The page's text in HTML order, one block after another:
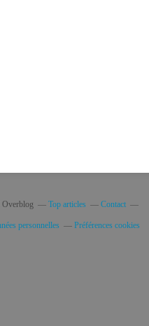
Top articles Contact
personnelles Préférences cookies